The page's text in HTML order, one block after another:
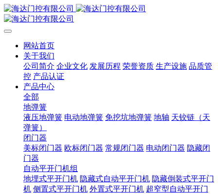
网站首页
关于我们
公司简介 企业文化 发展历程 荣誉资质 生产设施 品质管
控 产品认证
产品中心
全部
地弹簧
液压地弹簧 电动地弹簧 免挖坑地弹簧 地轴 天铰链（天
弹簧）
闭门器
美标闭门器 欧标闭门器 常规闭门器 电动闭门器 隐藏闭
门器
自动平开门机组
地埋式平开门机 隐藏式自动平开门机 隐藏倒装式平开门
机 侧置式平开门机 外置式平开门机 超窄型自动平开门